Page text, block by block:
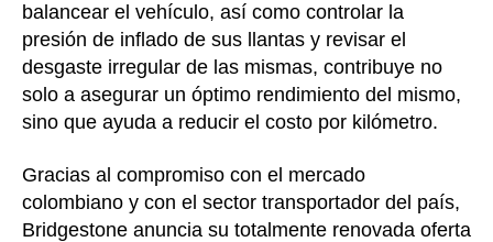
balancear el vehículo, así como controlar la
presión de inflado de sus llantas y revisar el
desgaste irregular de las mismas, contribuye no
solo a asegurar un óptimo rendimiento del mismo,
sino que ayuda a reducir el costo por kilómetro.
Gracias al compromiso con el mercado
colombiano y con el sector transportador del país,
Bridgestone anuncia su totalmente renovada oferta